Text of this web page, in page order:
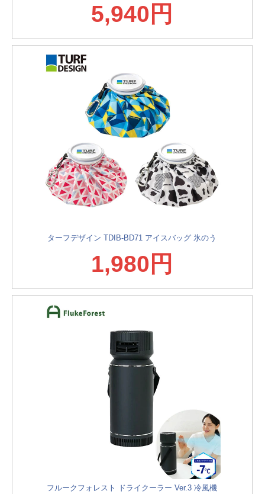
5,940円
ターフデザイン TDIB-BD71 アイスバッグ 氷のう
1,980円
フルークフォレスト ドライクーラー Ver.3 冷風機